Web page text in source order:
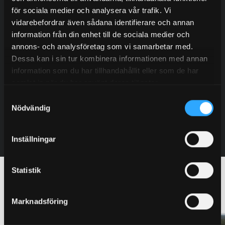
för sociala medier och analysera vår trafik. Vi
vidarebefordrar även sådana identifierare och annan
information från din enhet till de sociala medier och
annons- och analysföretag som vi samarbetar med.
Dessa kan i sin tur kombinera informationen med annan
information som du har tillhandahållit eller som de har
Nödvändig
Inställningar
Statistik
Marknadsföring
Søren Schmidt
Salg
+45 (0) 20 44 18 57
Kontakte